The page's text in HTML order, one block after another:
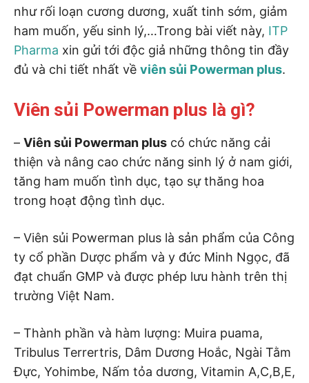
như rối loạn cương dương, xuất tinh sớm, giảm
ham muốn, yếu sinh lý,…Trong bài viết này, ITP
Pharma xin gửi tới độc giả những thông tin đầy
đủ và chi tiết nhất về viên sủi Powerman plus.
Viên sủi Powerman plus là gì?
– Viên sủi Powerman plus có chức năng cải
thiện và nâng cao chức năng sinh lý ở nam giới,
tăng ham muốn tình dục, tạo sự thăng hoa
trong hoạt động tình dục.
– Viên sủi Powerman plus là sản phẩm của Công
ty cổ phần Dược phẩm và y đức Minh Ngọc, đã
đạt chuẩn GMP và được phép lưu hành trên thị
trường Việt Nam.
– Thành phần và hàm lượng: Muira puama,
Tribulus Terrertris, Dâm Dương Hoắc, Ngài Tằm
Đực, Yohimbe, Nấm tỏa dương, Vitamin A,C,B,E,